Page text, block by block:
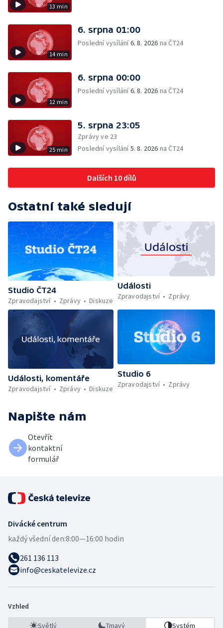
13 min
14 min
6. srpna 01:00
Poslední vysílání6. 8. 2026 na ČT24
12 min
6. srpna 00:00
Poslední vysílání6. 8. 2026 na ČT24
25 min
5. srpna 23:05
Zprávy ve 23
Poslední vysílání5. 8. 2026 na ČT24
Dalších 10 dílů
Ostatní také sledují
Studio ČT24
Zpravodajství
Zprávy Diskuze
Události
Zpravodajství
Zprávy
Události, komentáře
Zpravodajství
Zprávy Diskuze
Studio 6
Zpravodajství
Zprávy
Napište nám
Otevřít
kontaktní
formulář
Divácké centrum
každý všední den:8:00—16:00 hodin
261 136 113
info@ceskatelevize.cz
Vzhled
Světlý Tmavý Systém